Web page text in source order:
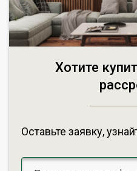
Хотите
Оставьте заявку,